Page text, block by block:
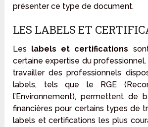
présenter ce type de document.
LES LABELS ET
Les labels et certifications
certaine expertise du professionnel.
travailler des professionnels
labels, tels que le RGE
l’Environnement), permettent de
financières pour certains types de
labels et certifications les plus